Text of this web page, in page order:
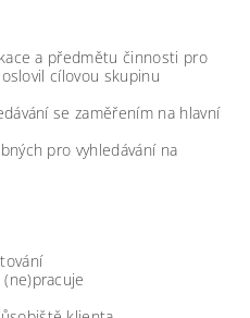
a předmětu činnosti pro
cílovou skupinu
se zaměřením na hlavní
pro vyhledávání na